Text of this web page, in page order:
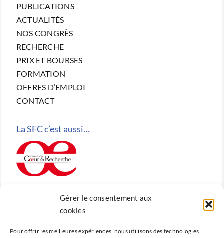
Gérer le consentement aux
cookies
Pour offrir les meilleures expériences, nous utilisons des technologies
PUBLICATIONS
ACTUALITÉS
NOS CONGRÈS
RECHERCHE
PRIX ET BOURSES
FORMATION
OFFRES D’EMPLOI
CONTACT
La SFC c’est aussi…
Fondation Cœur & Recherche
Reconnue d’utilité publique, la Fondation Cœur &
créée en 2010 par la SFC.